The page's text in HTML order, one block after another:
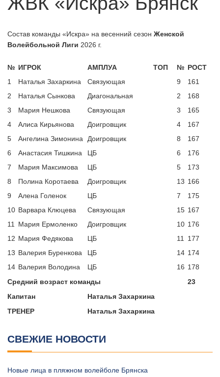
06.07.2026 А классика скоро?
Новые лица в пляжном волейболе
Брянска
Состав команды «Искра» на весенний сезон Женской
Волейбольной Лиги 2026 г.
№ ИГРОК АМПЛУА ТОП № РОСТ
1
Наталья Захаркина Связующая 9
161
2
Наталья Сынкова Диагональная 2
168
3
Мария Нешкова Связующая 3
165
4
Алиса Кирьянова Доигровщик 4
167
5
Ангелина Зимонина Доигровщик 8
167
6
Анастасия Тишкина ЦБ 6
176
7
Мария Максимова ЦБ 5
173
8
Полина Коротаева Доигровщик 13 166
9
Алена Голенок ЦБ 7
175
10 Варвара Клюцева Связующая 15 167
11
Мария Ермоленко Доигровщик 10 176
12 Мария Федякова ЦБ 11
177
13 Валерия Буренкова ЦБ 14 174
14 Валерия Володина ЦБ 16 178
Средний возраст команды
23
Капитан
Наталья Захаркина
ТРЕНЕР
Наталья Захаркина
СВЕЖИЕ НОВОСТИ
Новые лица в пляжном волейболе Брянска